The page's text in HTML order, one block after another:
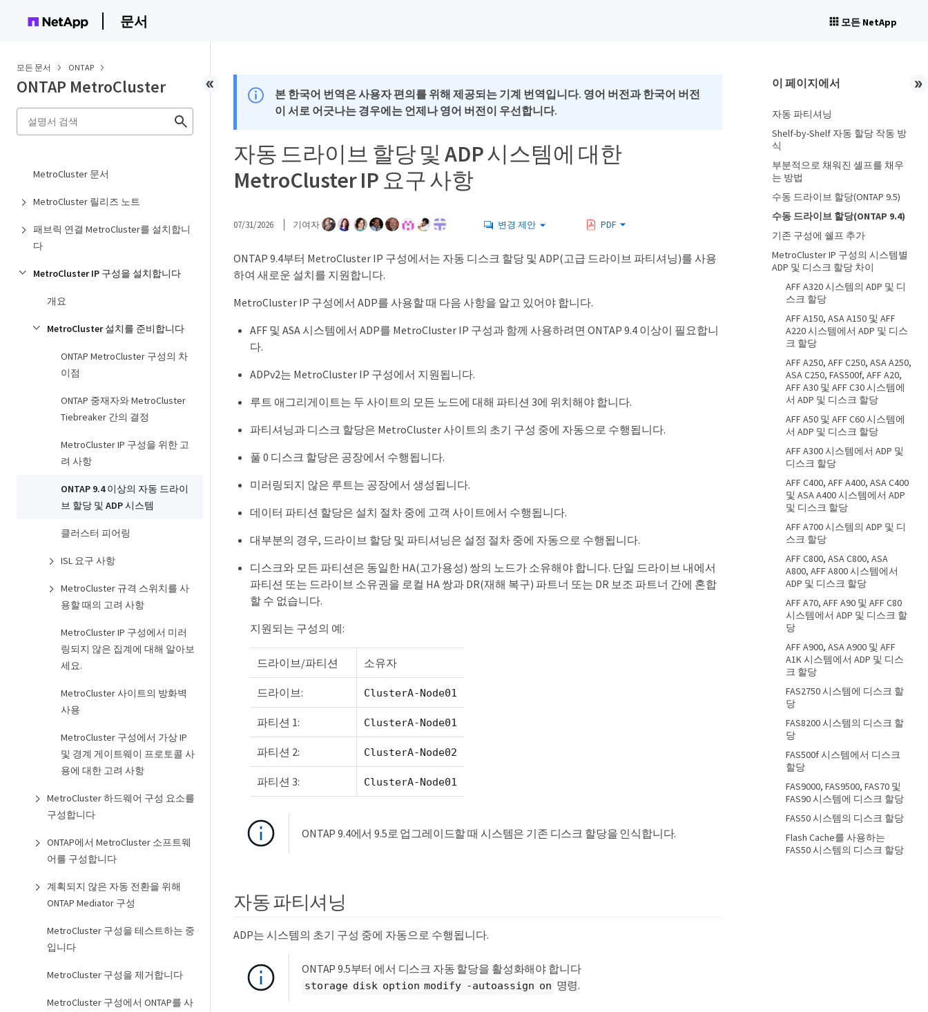
문서 모든 NetApp
모든 문서 ONTAP
ONTAP MetroCluster
MetroCluster 문서
MetroCluster 릴리즈 노트
패브릭 연결 MetroCluster를 설치합니
다
MetroCluster IP 구성을 설치합니다
개요
MetroCluster 설치를 준비합니다
ONTAP MetroCluster 구성의 차
이점
ONTAP 중재자와 MetroCluster
Tiebreaker 간의 결정
MetroCluster IP 구성을 위한 고
려 사항
ONTAP 9.4 이상의 자동 드라이
브 할당 및 ADP 시스템
클러스터 피어링
ISL 요구 사항
MetroCluster 규격 스위치를 사
용할 때의 고려 사항
MetroCluster IP 구성에서 미러
링되지 않은 집계에 대해 알아보
세요.
MetroCluster 사이트의 방화벽
사용
MetroCluster 구성에서 가상 IP
및 경계 게이트웨이 프로토콜 사
용에 대한 고려 사항
MetroCluster 하드웨어 구성 요소를
구성합니다
ONTAP에서 MetroCluster 소프트웨
어를 구성합니다
계획되지 않은 자동 전환을 위해
ONTAP Mediator 구성
MetroCluster 구성을 테스트하는 중
입니다
MetroCluster 구성을 제거합니다
MetroCluster 구성에서 ONTAP를 사
본 한국어 번역은 사용자 편의를 위해 제공되는 기계 번역입니다. 영어 버전과 한국어 버전
이 서로 어긋나는 경우에는 언제나 영어 버전이 우선합니다.
자동 드라이브 할당 및 ADP 시스템에 대한
MetroCluster IP 요구 사항
07/31/2026 기여자 변경 제안 PDF
ONTAP 9.4부터 MetroCluster IP 구성에서는 자동 디스크 할당 및 ADP(고급 드라이브 파티셔닝)를 사용
하여 새로운 설치를 지원합니다.
MetroCluster IP 구성에서 ADP를 사용할 때 다음 사항을 알고 있어야 합니다.
AFF 및 ASA 시스템에서 ADP를 MetroCluster IP 구성과 함께 사용하려면 ONTAP 9.4 이상이 필요합니
다.
ADPv2는 MetroCluster IP 구성에서 지원됩니다.
루트 애그리게이트는 두 사이트의 모든 노드에 대해 파티션 3에 위치해야 합니다.
파티셔닝과 디스크 할당은 MetroCluster 사이트의 초기 구성 중에 자동으로 수행됩니다.
풀 0 디스크 할당은 공장에서 수행됩니다.
미러링되지 않은 루트는 공장에서 생성됩니다.
데이터 파티션 할당은 설치 절차 중에 고객 사이트에서 수행됩니다.
대부분의 경우, 드라이브 할당 및 파티셔닝은 설정 절차 중에 자동으로 수행됩니다.
디스크와 모든 파티션은 동일한 HA(고가용성) 쌍의 노드가 소유해야 합니다. 단일 드라이브 내에서
파티션 또는 드라이브 소유권을 로컬 HA 쌍과 DR(재해 복구) 파트너 또는 DR 보조 파트너 간에 혼합
할 수 없습니다.
지원되는 구성의 예:
드라이브/파티션 소유자
드라이브: ClusterA-Node01
파티션 1: ClusterA-Node01
파티션 2: ClusterA-Node02
파티션 3: ClusterA-Node01
ONTAP 9.4에서 9.5로 업그레이드할 때 시스템은 기존 디스크 할당을 인식합니다.
자동 파티셔닝
ADP는 시스템의 초기 구성 중에 자동으로 수행됩니다.
ONTAP 9.5부터 에서 디스크 자동 할당을 활성화해야 합니다
storage disk option modify -autoassign on 명령.
이 페이지에서
자동 파티셔닝
Shelf-by-Shelf 자동 할당 작동 방
식
부분적으로 채워진 셸프를 채우
는 방법
수동 드라이브 할당(ONTAP 9.5)
수동 드라이브 할당(ONTAP 9.4)
기존 구성에 쉘프 추가
MetroCluster IP 구성의 시스템별
ADP 및 디스크 할당 차이
AFF A320 시스템의 ADP 및 디
스크 할당
AFF A150, ASA A150 및 AFF
A220 시스템에서 ADP 및 디스
크 할당
AFF A250, AFF C250, ASA A250,
ASA C250, FAS500f, AFF A20,
AFF A30 및 AFF C30 시스템에
서 ADP 및 디스크 할당
AFF A50 및 AFF C60 시스템에
서 ADP 및 디스크 할당
AFF A300 시스템에서 ADP 및
디스크 할당
AFF C400, AFF A400, ASA C400
및 ASA A400 시스템에서 ADP
및 디스크 할당
AFF A700 시스템의 ADP 및 디
스크 할당
AFF C800, ASA C800, ASA
A800, AFF A800 시스템에서
ADP 및 디스크 할당
AFF A70, AFF A90 및 AFF C80
시스템에서 ADP 및 디스크 할
당
AFF A900, ASA A900 및 AFF
A1K 시스템에서 ADP 및 디스
크 할당
FAS2750 시스템에 디스크 할
당
FAS8200 시스템의 디스크 할
당
FAS500f 시스템에서 디스크
할당
FAS9000, FAS9500, FAS70 및
FAS90 시스템에 디스크 할당
FAS50 시스템의 디스크 할당
Flash Cache를 사용하는
FAS50 시스템의 디스크 할당